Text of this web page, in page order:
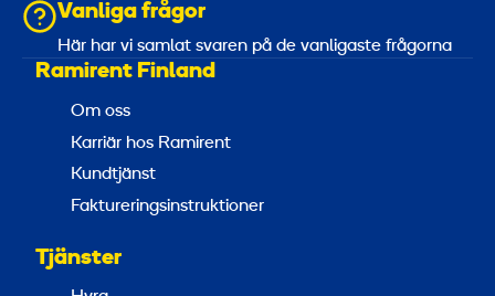
Vanliga frågor
Här har vi samlat svaren på de vanligaste frågorna
Ramirent Finland
Om oss
Karriär hos Ramirent
Kundtjänst
Faktureringsinstruktioner
Tjänster